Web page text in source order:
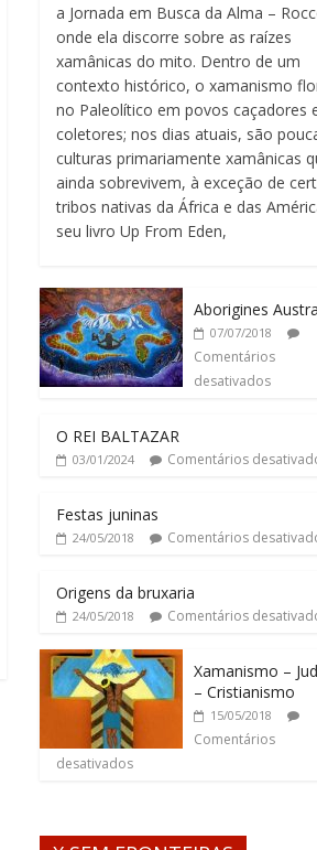
a Jornada em Busca da Alma –
onde ela discorre sobre as raízes
xamânicas do mito. Dentro de um
contexto histórico, o xamanismo
no Paleolítico em povos caçadores
coletores; nos dias atuais, são
culturas primariamente xamânicas
ainda sobrevivem, à exceção de
tribos nativas da África e das
seu livro Up From Eden,
Aborigines
07/07/2018
Comentários
desativados
O REI BALTAZAR
03/01/2024 Comentários
Festas juninas
24/05/2018 Comentários
Origens da bruxaria
24/05/2018 Comentários
Xamanismo –
– Cristianismo
15/05/2018
Comentários
desativados